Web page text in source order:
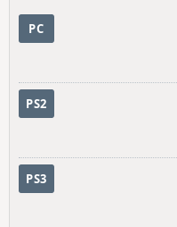
PC
PS2
PS3